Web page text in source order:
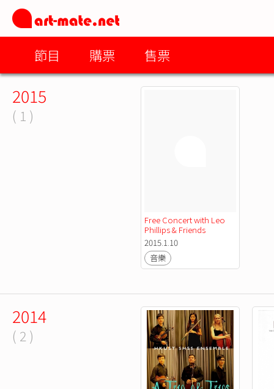
節目 購票 售票
2015
( 1 )
Free Concert with Leo
Phillips & Friends
2015.1.10
音樂
2014
( 2 )